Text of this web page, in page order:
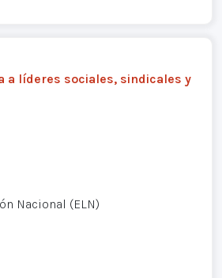
a líderes sociales, sindicales y
Nacional (ELN)